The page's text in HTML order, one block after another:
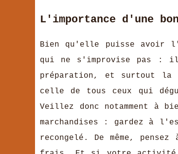
L'importance d'une
Bien qu'elle puisse avoir
qui ne s'improvise pas : il
préparation, et surtout la
celle de tous ceux qui
Veillez donc notamment à
marchandises : gardez à
recongelé. De même,